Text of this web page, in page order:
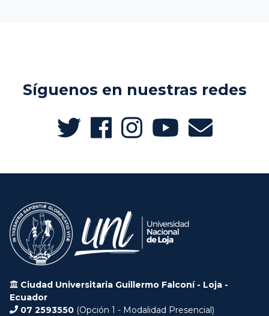
Síguenos en nuestras redes
Ciudad Universitaria Guillermo Falconí - Loja -
Ecuador
07 2593550 (Opción 1 - Modalidad Presencial)